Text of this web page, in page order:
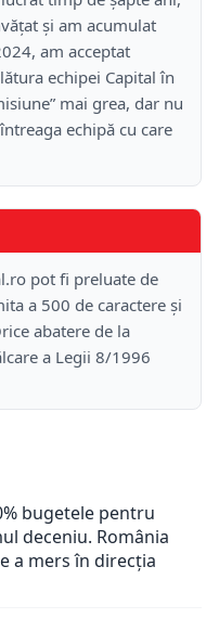
și am acumulat
am acceptat
echipei Capital în
mai grea, dar nu
echipă cu care
pot fi preluate de
a 500 de caractere și
abatere de la
a Legii 8/1996
bugetele pentru
deceniu. România
a mers în direcția